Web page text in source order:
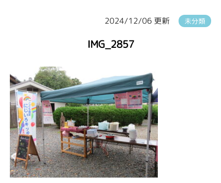
2024/12/06 更新 未分類
IMG_2857